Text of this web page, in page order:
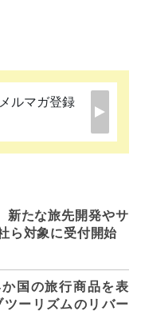
ルマガ登録
新たな旅先開発やサ
ら対象に受付開始
国の旅行商品を表
ーリズムのリバー